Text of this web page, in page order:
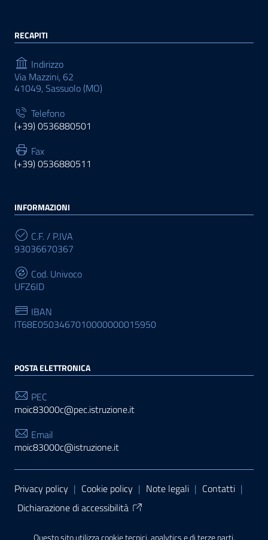
RECAPITI
Indirizzo
Via Mazzini, 62
41049, Sassuolo (MO)
Telefono
(+39) 0536880501
Fax
(+39) 0536880511
INFORMAZIONI
C.F. / P.IVA
93036670367
Cod. Univoco
UFZ6ID
IBAN
IT68E0503467010000000015950
POSTA ELETTRONICA
PEC
moic83000c@pec.istruzione.it
Email
moic83000c@istruzione.it
Sezione Link Utili
Privacy policy | Cookie policy | Note legali | Contatti |
Dichiarazione di accessibilità